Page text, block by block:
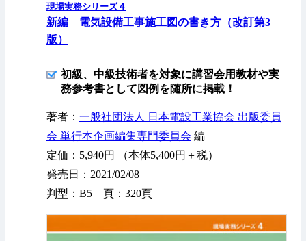
現場実務シリーズ４
新編 電気設備工事施工図の書き方（改訂第3
版）
初級、中級技術者を対象に講習会用教材や実
務参考書として図例を随所に掲載！
著者： 一般社団法人 日本電設工業協会 出版委員
会 単行本企画編集専門委員会 編
定価：5,940円 （本体5,400円＋税）
発売日：2021/02/08
判型：B5 頁：320頁